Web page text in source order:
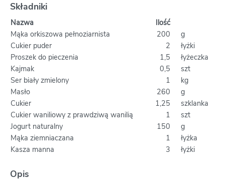
Składniki
Nazwa
Ilość
Mąka orkiszowa pełnoziarnista
200
g
Cukier puder
2
łyżki
Proszek do pieczenia
1,5
łyżeczka
Kajmak
0,5
szt
Ser biały zmielony
1
kg
Masło
260
g
Cukier
1,25
szklanka
Cukier waniliowy z prawdziwą wanilią
1
szt
Jogurt naturalny
150
g
Mąka ziemniaczana
1
łyżka
Kasza manna
3 łyżki
Opis